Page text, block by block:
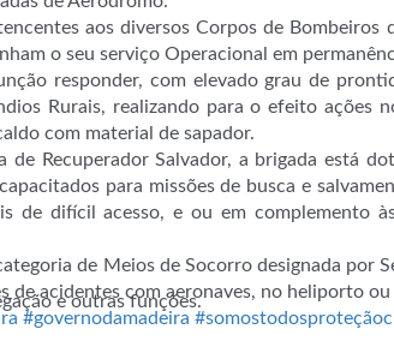
aos diversos Corpos de Bombeiros
o seu serviço Operacional em
responder, com elevado grau de
Rurais, realizando para o efeito
com material de sapador.
de Recuperador Salvador, a brigada está
para missões de busca e
de difícil acesso, e ou em complemento
de Meios de Socorro designada por
acidentes com aeronaves, no heliporto
#governodamadeira
e outras funções.